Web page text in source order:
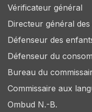
Vérificateur général
Directeur général
Défenseur des
Défenseur du
Bureau du
Commissaire aux
Ombud N.-B.